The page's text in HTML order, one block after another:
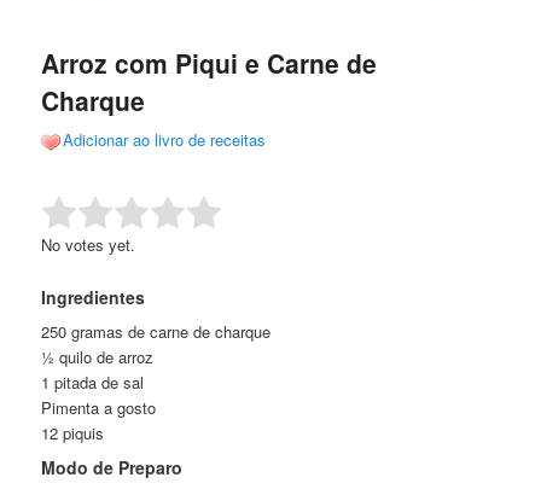
conteúdo
principal
conteúdo
secundário
Arroz com Piqui e Carne de
Charque
Adicionar ao livro de receitas
Rate this item: Submit Rating
No votes yet.
Ingredientes
250 gramas de carne de charque
½ quilo de arroz
1 pitada de sal
Pimenta a gosto
12 piquis
Modo de Preparo